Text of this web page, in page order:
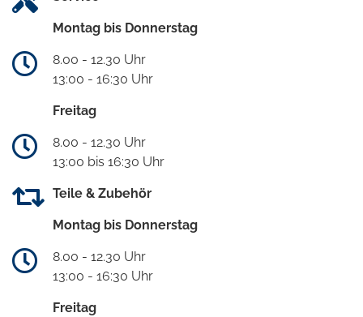
Montag bis Donnerstag
8.00 - 12.30 Uhr
13:00 - 16:30 Uhr
Freitag
8.00 - 12.30 Uhr
13:00 bis 16:30 Uhr
Teile & Zubehör
Montag bis Donnerstag
8.00 - 12.30 Uhr
13:00 - 16:30 Uhr
Freitag